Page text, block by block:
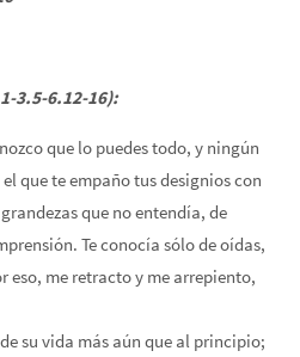
3.5-6.12-16):
que lo puedes todo, y ningún
que te empaño tus designios con
que no entendía, de
Te conocía sólo de oídas,
eso, me retracto y me arrepiento,
su vida más aún que al principio;